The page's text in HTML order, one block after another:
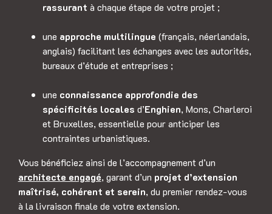
rassurant à chaque étape de votre projet ;
une approche multilingue (français, néerlandais,
anglais) facilitant les échanges avec les autorités,
bureaux d’étude et entreprises ;
une connaissance approfondie des
spécificités locales d’Enghien, Mons, Charleroi
et Bruxelles, essentielle pour anticiper les
contraintes urbanistiques.
Vous bénéficiez ainsi de l’accompagnement d’un
architecte engagé, garant d’un projet d’extension
maîtrisé, cohérent et serein, du premier rendez-vous
à la livraison finale de votre extension.